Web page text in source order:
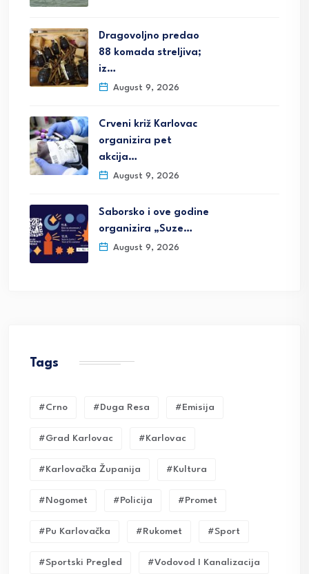
Dragovoljno predao
88 komada streljiva;
iz…
August 9, 2026
Crveni križ Karlovac
organizira pet
akcija…
August 9, 2026
Saborsko i ove godine
organizira „Suze…
August 9, 2026
Tags
#crno #duga Resa #emisija
#grad Karlovac #karlovac
#karlovačka Županija #kultura
#nogomet #policija #promet
#pu Karlovačka #rukomet #sport
#sportski Pregled #vodovod I Kanalizacija